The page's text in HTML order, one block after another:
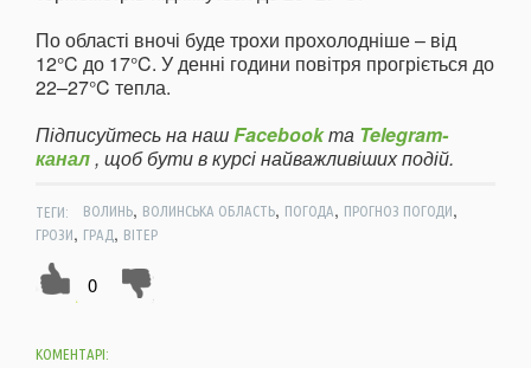
По області вночі буде трохи прохолодніше – від
12°C до 17°C. У денні години повітря прогріється до
22–27°C тепла.
Підписуйтесь на нашFacebookта Telegram-
канал, щоб бути в курсі найважливіших подій.
ТЕГИ: ВОЛИНЬ, ВОЛИНСЬКА ОБЛАСТЬ, ПОГОДА, ПРОГНОЗ ПОГОДИ,
ГРОЗИ, ГРАД, ВІТЕР
0
КОМЕНТАРІ: